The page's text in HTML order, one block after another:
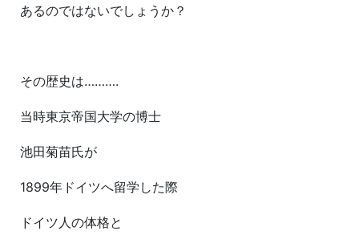
あるのではないでしょうか？
その歴史は……….
当時東京帝国大学の博士
池田菊苗氏が
1899年ドイツへ留学した際
ドイツ人の体格と